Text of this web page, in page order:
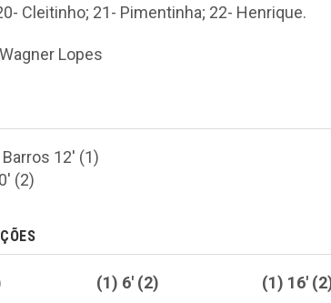
Cleitinho; 21- Pimentinha; 22- Henrique.
Wagner Lopes
Barros 12' (1)
(2)
(1) 6' (2) (1) 16'